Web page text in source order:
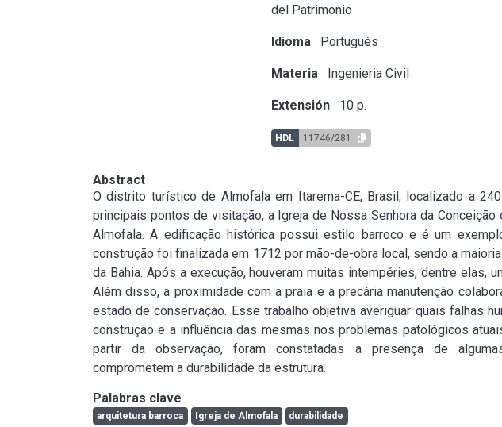
del Patrimonio
Idioma Portugués
Materia Ingenieria Civil
Extensión 10 p.
HDL 11746/281
Abstract
O distrito turístico de Almofala em Itarema-CE, Brasil, localizado a
principais pontos de visitação, a Igreja de Nossa Senhora da Conceição
Almofala. A edificação histórica possui estilo barroco e é um
construção foi finalizada em 1712 por mão-de-obra local, sendo a
da Bahia. Após a execução, houveram muitas intempéries, dentre elas,
Além disso, a proximidade com a praia e a precária manutenção
estado de conservação. Esse trabalho objetiva averiguar quais falhas
construção e a influência das mesmas nos problemas patológicos
partir da observação, foram constatadas a presença de
comprometem a durabilidade da estrutura.
Palabras clave
arquitetura barroca Igreja de Almofala durabilidade